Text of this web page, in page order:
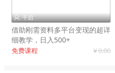
 千启
借助刚需资料多平台变现的超详
细教学，日入500+
免费课程 ¥ 0.00